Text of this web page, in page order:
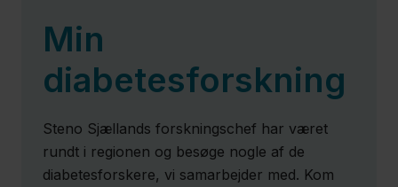
Min
diabetesforskning
Steno Sjællands forskningschef har været
rundt i regionen og besøge nogle af de
diabetesforskere, vi samarbejder med. Kom